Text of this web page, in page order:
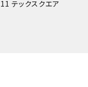
テックスクエア